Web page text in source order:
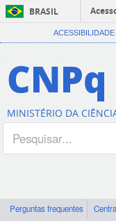
BRASIL
ACESSIBILIDADE
CNPq
MINISTÉRIO DA
Perguntas frequentes